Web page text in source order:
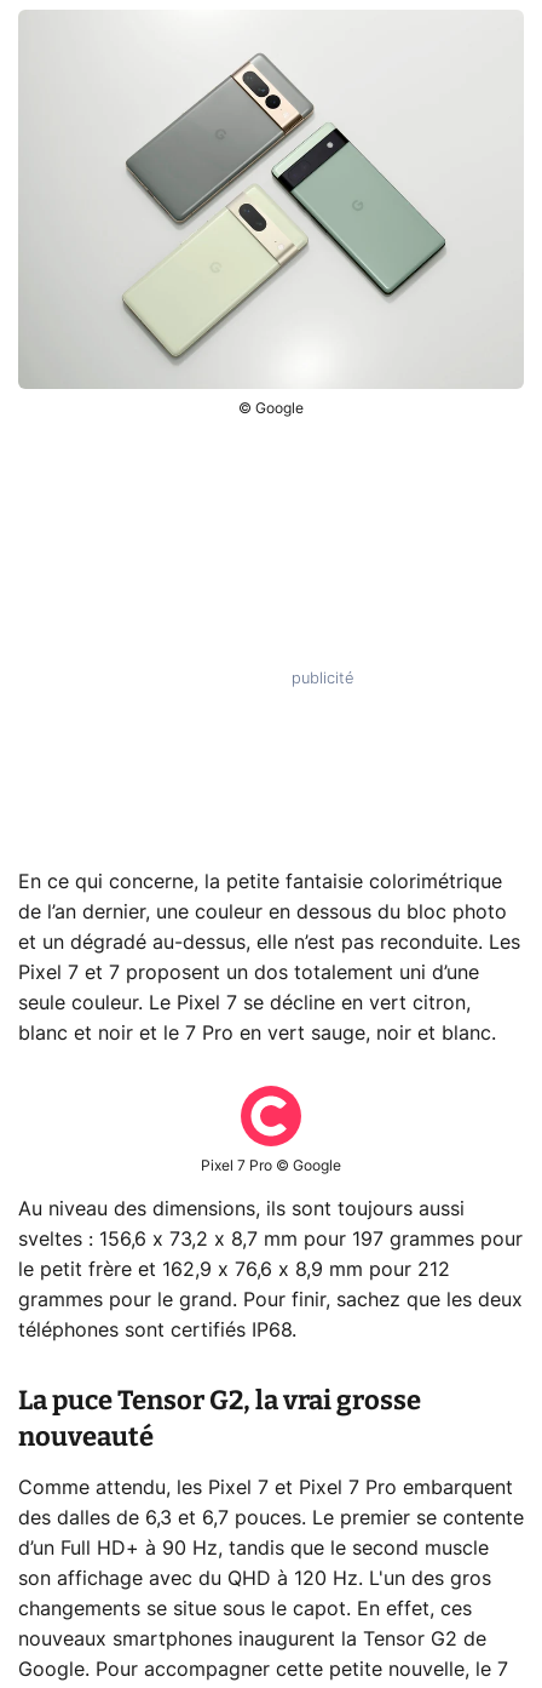
© Google
En ce qui concerne, la petite fantaisie colorimétrique
de l’an dernier, une couleur en dessous du bloc photo
et un dégradé au-dessus, elle n’est pas reconduite. Les
Pixel 7 et 7 proposent un dos totalement uni d’une
seule couleur. Le Pixel 7 se décline en vert citron,
blanc et noir et le 7 Pro en vert sauge, noir et blanc.
Pixel 7 Pro © Google
Au niveau des dimensions, ils sont toujours aussi
sveltes : 156,6 x 73,2 x 8,7 mm pour 197 grammes pour
le petit frère et 162,9 x 76,6 x 8,9 mm pour 212
grammes pour le grand. Pour finir, sachez que les deux
téléphones sont certifiés IP68.
La puce Tensor G2, la vrai grosse
nouveauté
Comme attendu, les Pixel 7 et Pixel 7 Pro embarquent
des dalles de 6,3 et 6,7 pouces. Le premier se contente
d’un Full HD+ à 90 Hz, tandis que le second muscle
son affichage avec du QHD à 120 Hz. L'un des gros
changements se situe sous le capot. En effet, ces
nouveaux smartphones inaugurent la Tensor G2 de
Google. Pour accompagner cette petite nouvelle, le 7